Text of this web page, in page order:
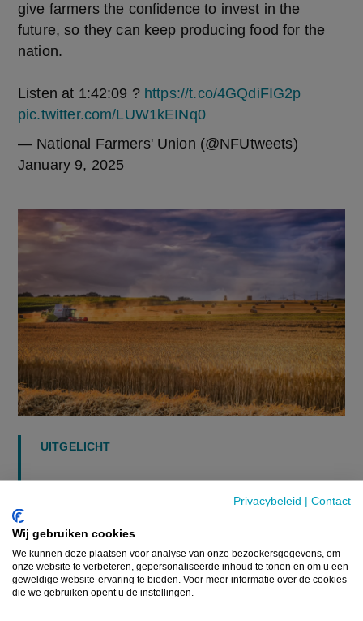
Privacybeleid | Contact
Wij gebruiken cookies
We kunnen deze plaatsen voor analyse van onze bezoekersgegevens, om
onze website te verbeteren, gepersonaliseerde inhoud te tonen en om u een
geweldige website-ervaring te bieden. Voor meer informatie over de cookies
die we gebruiken opent u de instellingen.
give farmers the confidence to invest in the
future, so they can keep producing food for the
nation.
Listen at 1:42:09 ? https://t.co/4GQdiFIG2p
pic.twitter.com/LUW1kEINq0
— National Farmers' Union (@NFUtweets)
January 9, 2025
UITGELICHT
hervorming successierechten:
“Rampzalig voor familieboerderijen”
NIEUWS
In het Verenigd Koninkrijk wil de centrumlinkse Labour-